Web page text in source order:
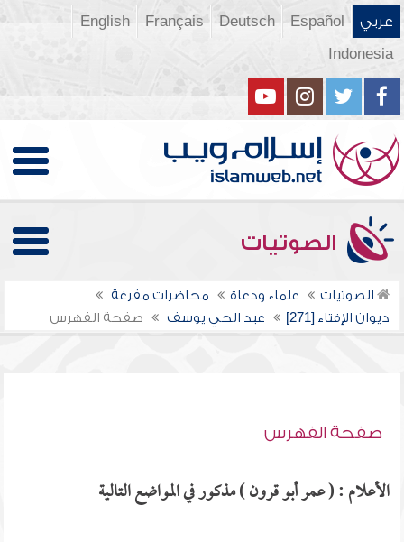
عربي Español
Deutsch
Français
English
Indonesia
الصوتيات
الصوتيات علماء ودعاة
محاضرات مفرغة
ديوان الإفتاء [271]
عبد الحي يوسف صفحة الفهرس
صفحة الفهرس
الأعلام : ( عمر أبو قرون ) مذكور في المواضع التالية